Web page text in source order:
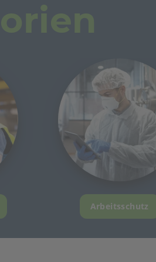
Arbeitsschutz